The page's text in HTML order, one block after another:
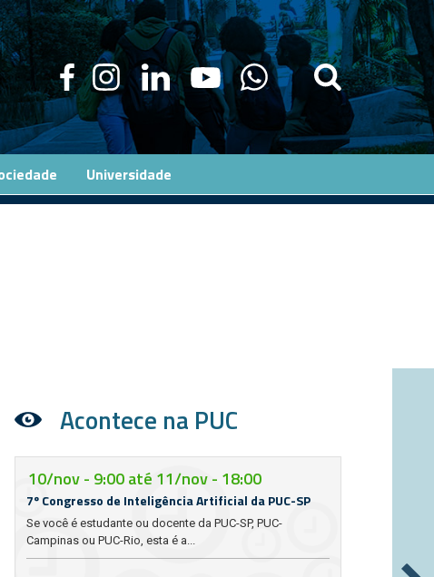
Universidade
Acontece na PUC
10/nov - 9:00até 11/nov - 18:00
7º Congresso de Inteligência Artificial da PUC-SP
Se você é estudante ou docente da PUC-SP, PUC-
Campinas ou PUC-Rio, esta é a...